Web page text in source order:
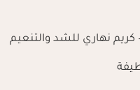
كريم نهاري للشد والتنعيم